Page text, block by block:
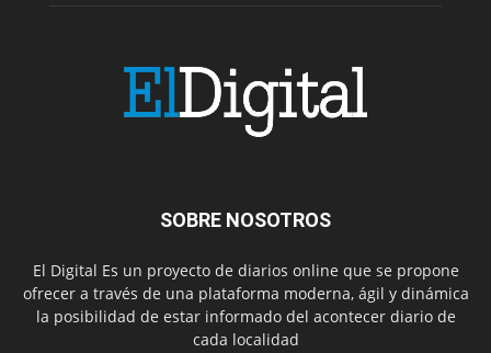
SOBRE NOSOTROS
El Digital Es un proyecto de diarios online que se propone
ofrecer a través de una plataforma moderna, ágil y dinámica
la posibilidad de estar informado del acontecer diario de
cada localidad